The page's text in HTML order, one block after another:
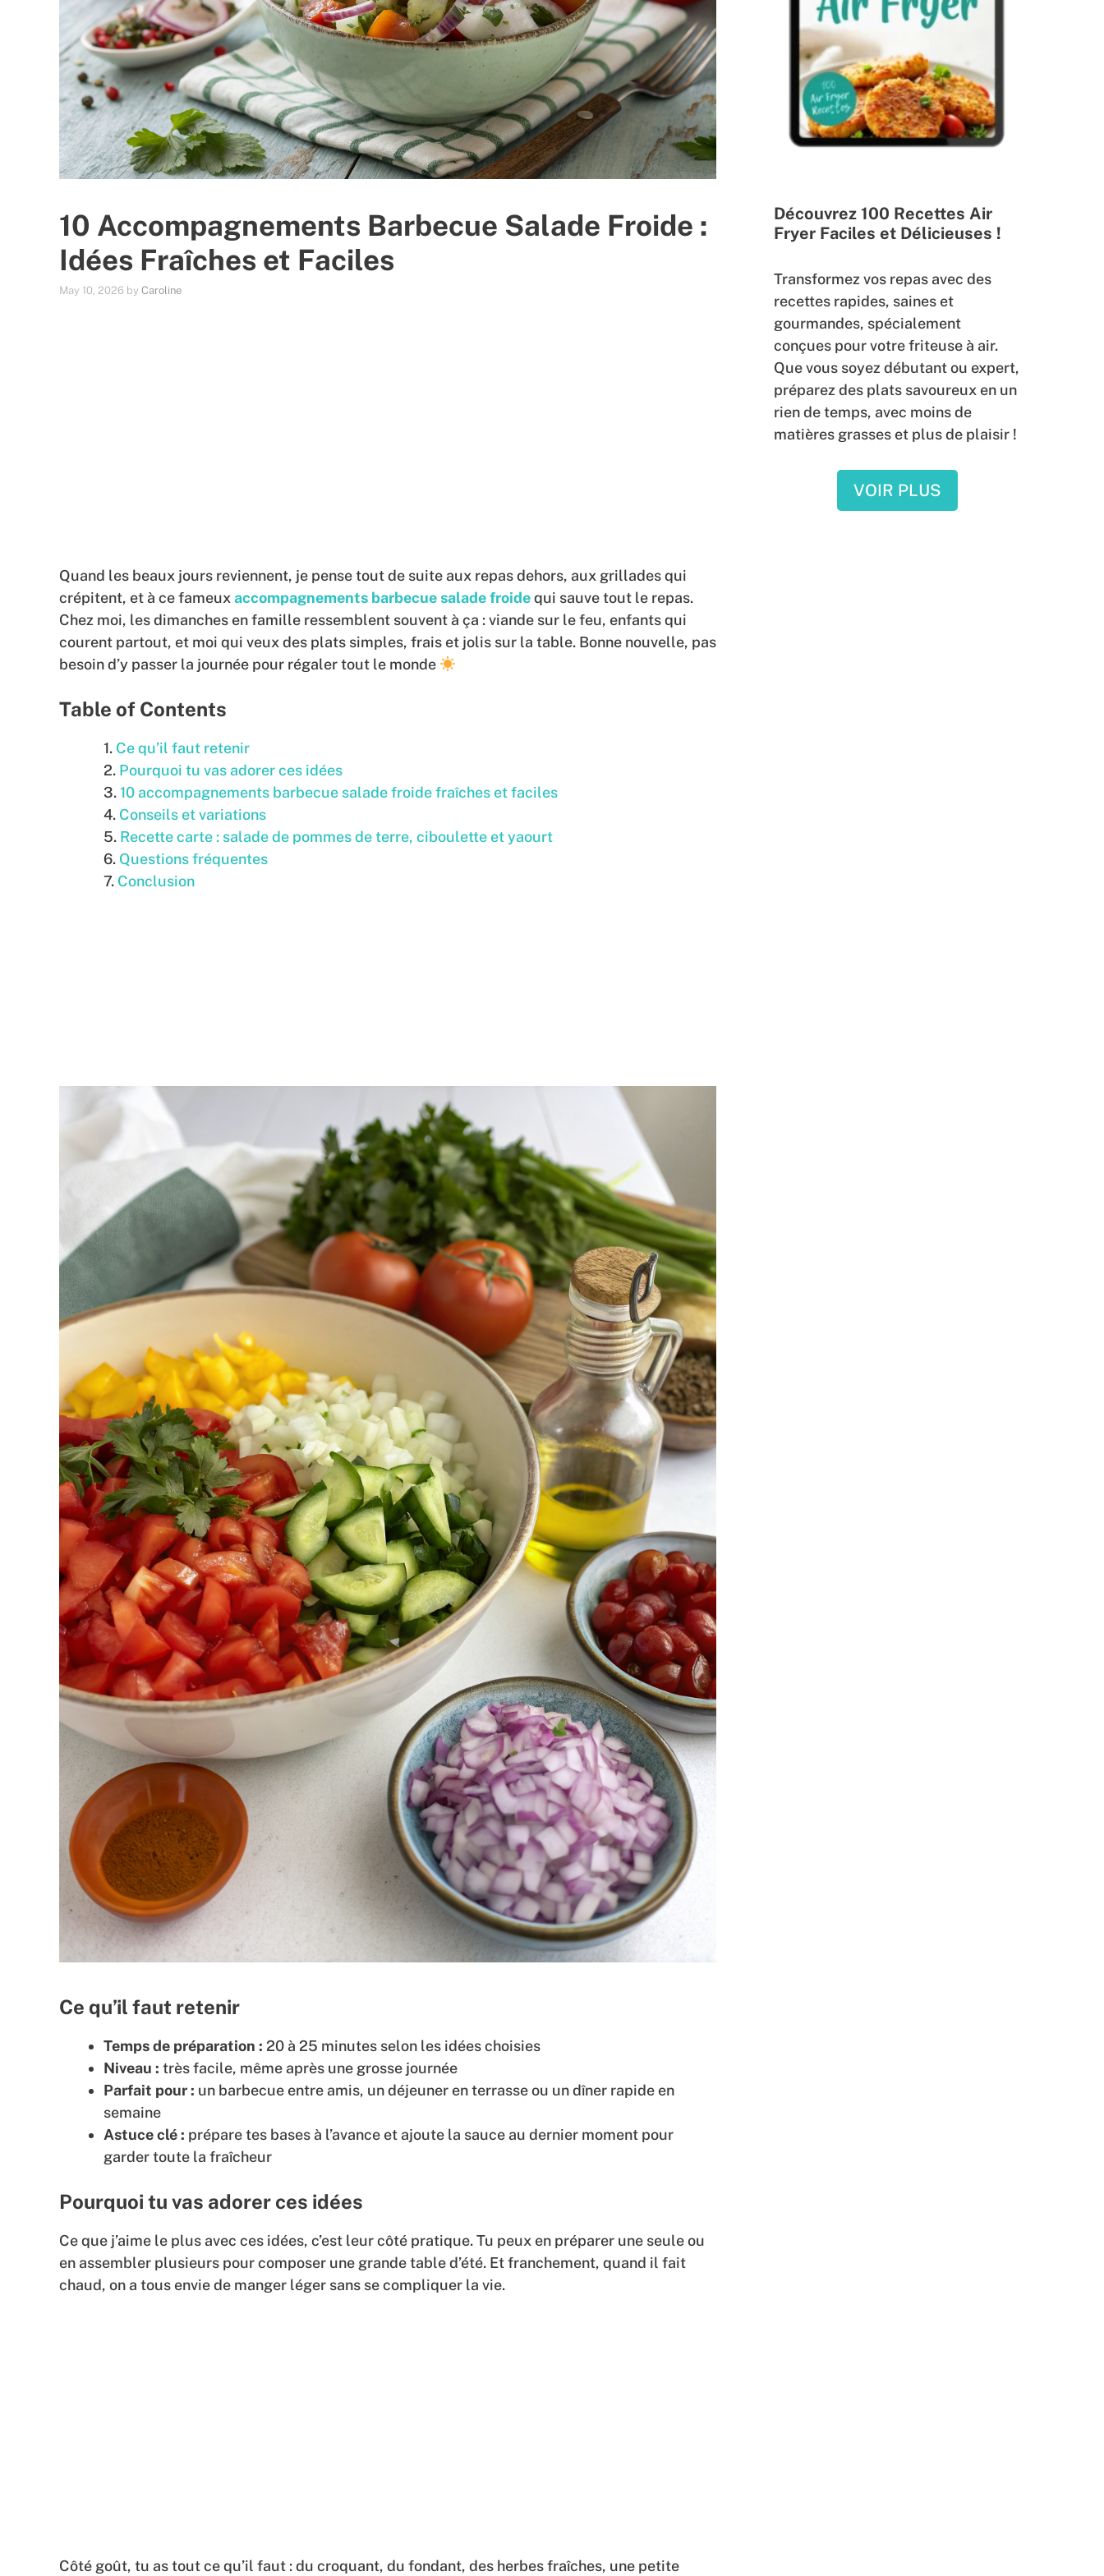
10 Accompagnements Barbecue Salade Froide :
Idées Fraîches et Faciles
May 10, 2026 by Caroline
Quand les beaux jours reviennent, je pense tout de suite aux repas dehors, aux grillades qui
crépitent, et à ce fameuxaccompagnements barbecue salade froidequi sauve tout le repas.
Chez moi, les dimanches en famille ressemblent souvent à ça : viande sur le feu, enfants qui
courent partout, et moi qui veux des plats simples, frais et jolis sur la table. Bonne nouvelle, pas
besoin d’y passer la journée pour régaler tout le monde
Table of Contents
Ce qu’il faut retenir
Pourquoi tu vas adorer ces idées
10 accompagnements barbecue salade froide fraîches et faciles
Conseils et variations
Recette carte : salade de pommes de terre, ciboulette et yaourt
Questions fréquentes
Conclusion
Ce qu’il faut retenir
Temps de préparation : 20 à 25 minutes selon les idées choisies
Niveau : très facile, même après une grosse journée
Parfait pour : un barbecue entre amis, un déjeuner en terrasse ou un dîner rapide en
semaine
Astuce clé : prépare tes bases à l’avance et ajoute la sauce au dernier moment pour
garder toute la fraîcheur
Pourquoi tu vas adorer ces idées
Ce que j’aime le plus avec ces idées, c’est leur côté pratique. Tu peux en préparer une seule ou
en assembler plusieurs pour composer une grande table d’été. Et franchement, quand il fait
chaud, on a tous envie de manger léger sans se compliquer la vie.
Côté goût, tu as tout ce qu’il faut : du croquant, du fondant, des herbes fraîches, une petite
Découvrez 100 Recettes Air
Fryer Faciles et Délicieuses !
Transformez vos repas avec des
recettes rapides, saines et
gourmandes, spécialement
conçues pour votre friteuse à air.
Que vous soyez débutant ou expert,
préparez des plats savoureux en un
rien de temps, avec moins de
matières grasses et plus de plaisir !
VOIR PLUS